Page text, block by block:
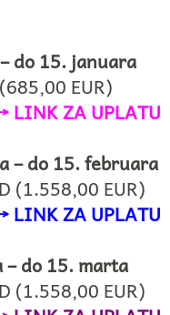
do 15. januara
EUR)
ZA UPLATU
– do 15. februara
(1.558,00 EUR)
ZA UPLATU
– do 15. marta
(1.558,00 EUR)